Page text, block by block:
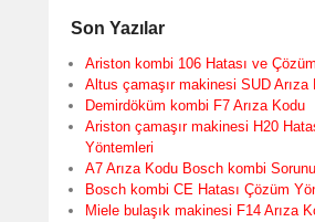
Son Yazılar
Ariston kombi 106 Hatası ve
Altus çamaşır makinesi SUD Arıza
Demirdöküm kombi F7 Arıza Kodu
Ariston çamaşır makinesi H20
Yöntemleri
A7 Arıza Kodu Bosch kombi Sorunu
Bosch kombi CE Hatası Çözüm
Miele bulaşık makinesi F14 Arıza